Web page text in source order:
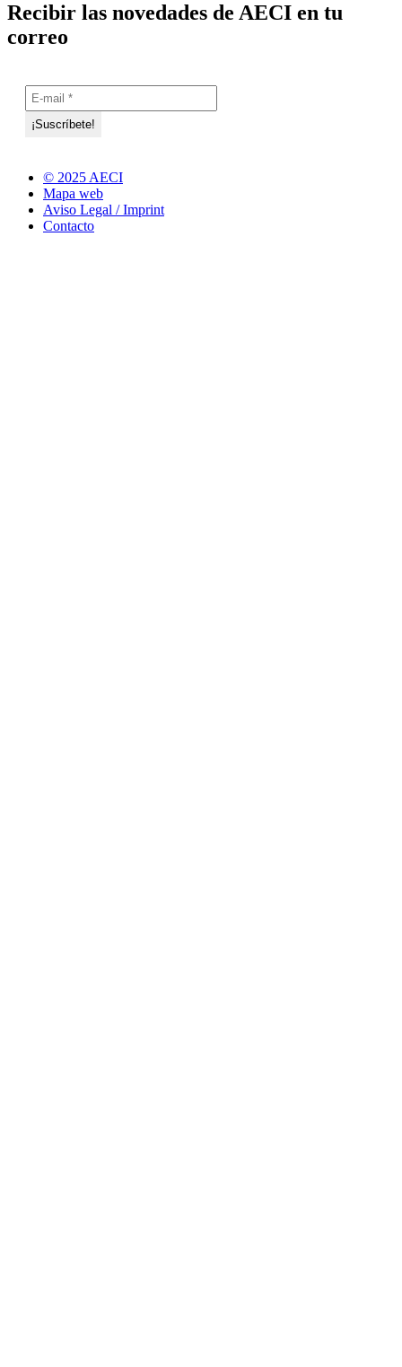
Recibir las novedades de AECI en tu
correo
© 2025 AECI
Mapa web
Aviso Legal / Imprint
Contacto